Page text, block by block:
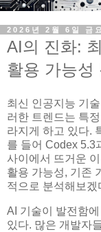
2026년 2월 6일 금
AI의 진화:
활용 가능성
최신 인공지능 기
러한 트렌드는 특
라지게 하고 있다.
를 들어 Codex 5.3
사이에서 뜨거운
활용 가능성, 기존
적으로 분석해보겠
AI 기술이 발전함
있다. 많은 개발자